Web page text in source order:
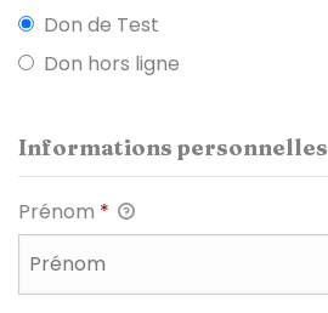
Don de Test
Don hors ligne
Informations personnelles
Prénom *